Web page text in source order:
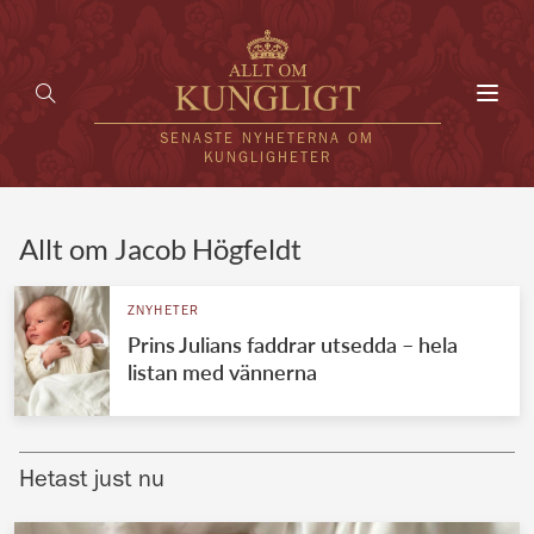
SENASTE NYHETERNA OM
KUNGLIGHETER
UTLÄNDSKT
VÄRLDENS KUNGAHUS
Brittiska kungahuset
Allt om Jacob Högfeldt
ZNYHETER
Prins Julians faddrar utsedda – hela
listan med vännerna
Hetast just nu